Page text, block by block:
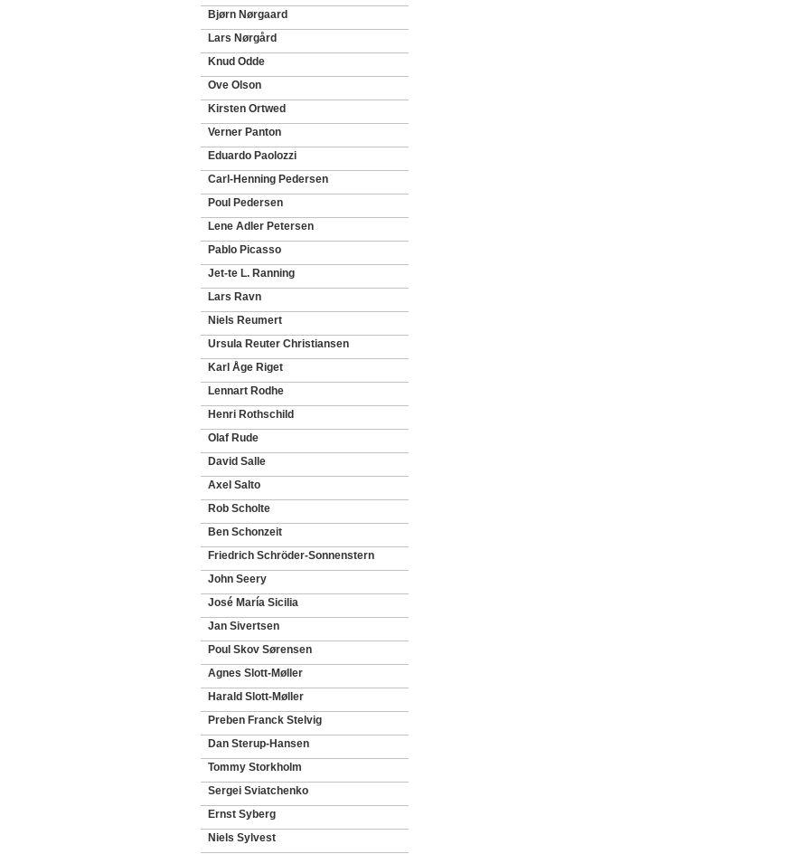
Bjørn Nørgaard
Lars Nørgård
Knud Odde
Ove Olson
Kirsten Ortwed
Verner Panton
Eduardo Paolozzi
Carl-Henning Pedersen
Poul Pedersen
Lene Adler Petersen
Pablo Picasso
Jet-te L. Ranning
Lars Ravn
Niels Reumert
Ursula Reuter Christiansen
Karl Åge Riget
Lennart Rodhe
Henri Rothschild
Olaf Rude
David Salle
Axel Salto
Rob Scholte
Ben Schonzeit
Friedrich Schröder-Sonnenstern
John Seery
José María Sicilia
Jan Sivertsen
Poul Skov Sørensen
Agnes Slott-Møller
Harald Slott-Møller
Preben Franck Stelvig
Dan Sterup-Hansen
Tommy Storkholm
Sergei Sviatchenko
Ernst Syberg
Niels Sylvest